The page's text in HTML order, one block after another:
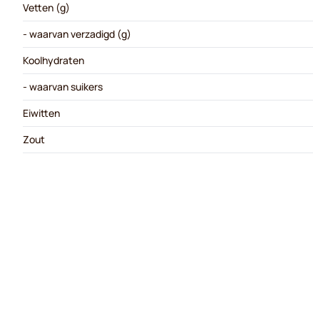
Vetten (g)
- waarvan verzadigd (g)
Koolhydraten
- waarvan suikers
Eiwitten
Zout